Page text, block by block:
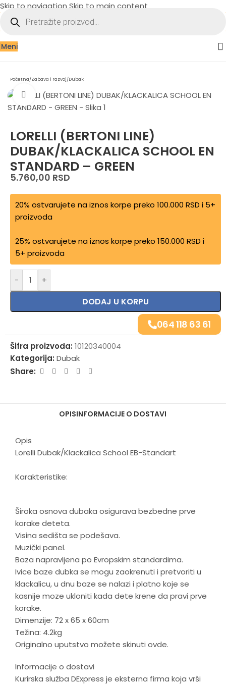
Skip to navigation Skip to main content
Meni
Početna/Zabava i razvoj/Dubak
Zumiraj sliku
LORELLI (BERTONI LINE)
DUBAK/KLACKALICA SCHOOL EN
STANDARD – GREEN
5.760,00 RSD
20% ostvarujete na iznos korpe preko 100.000 RSD i 5+
proizvoda
25% ostvarujete na iznos korpe preko 150.000 RSD i
5+ proizvoda
- +
DODAJ U KORPU
064 118 63 61
Šifra proizvoda: 10120340004
Kategorija: Dubak
Share:
OPISINFORMACIJE O DOSTAVI
Opis
Lorelli Dubak/Klackalica School EB-Standart
Karakteristike:
Široka osnova dubaka osigurava bezbedne prve
korake deteta.
Visina sedišta se podešava.
Muzički panel.
Baza napravljena po Evropskim standardima.
Ivice baze dubka se mogu zaokrenuti i pretvoriti u
klackalicu, u dnu baze se nalazi i platno koje se
kasnije moze ukloniti kada dete krene da pravi prve
korake.
Dimenzije: 72 x 65 x 60cm
Težina: 4.2kg
Originalno uputstvo možete skinuti ovde.
Informacije o dostavi
Kurirska služba DExpress je eksterna firma koja vrši